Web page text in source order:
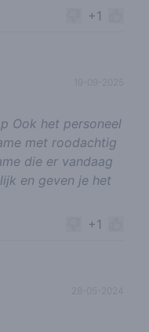
+1
Ook het personeel
met roodachtig
die er vandaag
en geven je het
+1